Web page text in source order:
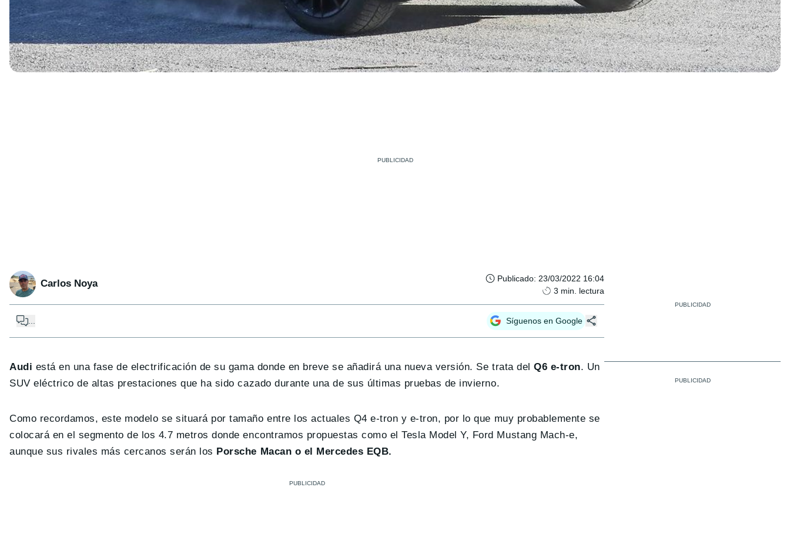
Carlos Noya Publicado: 23/03/2022 16:04
3 min. lectura
Síguenos en Google
Audi está en una fase de electrificación de su gama donde en breve se añadirá una nueva versión. Se trata delQ6 e-tron. Un
SUV eléctrico de altas prestaciones que ha sido cazado durante una de sus últimas pruebas de invierno.
Como recordamos, este modelo se situará por tamaño entre los actuales Q4 e-tron y e-tron, por lo que muy probablemente se
colocará en el segmento de los 4.7 metros donde encontramos propuestas como el Tesla Model Y, Ford Mustang Mach-e,
aunque sus rivales más cercanos serán los Porsche Macan o el Mercedes EQB.